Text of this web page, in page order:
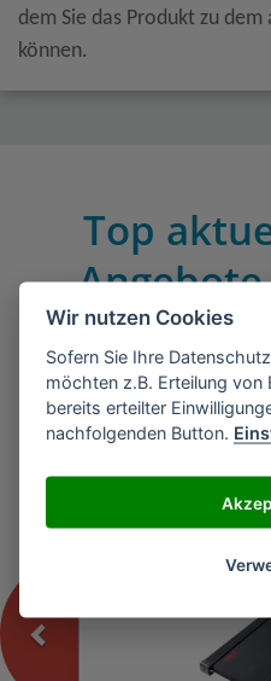
dem Sie das Produkt zu
können.
Top
Angebote
U.N.O. Fitness LTX 5
Previous
Wir nutzen Cookies
Sofern Sie Ihre
möchten z.B. Erteilung von
bereits erteilter
nachfolgenden Button.